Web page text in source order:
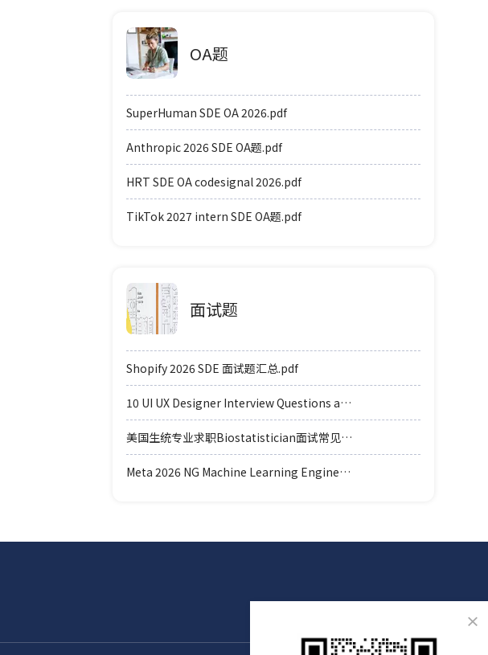
OA题
SuperHuman SDE OA 2026.pdf
Anthropic 2026 SDE OA题.pdf
HRT SDE OA codesignal 2026.pdf
TikTok 2027 intern SDE OA题.pdf
面试题
Shopify 2026 SDE 面试题汇总.pdf
10 UI UX Designer Interview Questions and Answers.pdf
美国生统专业求职Biostatistician面试常见例题题型.pdf
Meta 2026 NG Machine Learning Engineer coding轮面参考.pdf
×